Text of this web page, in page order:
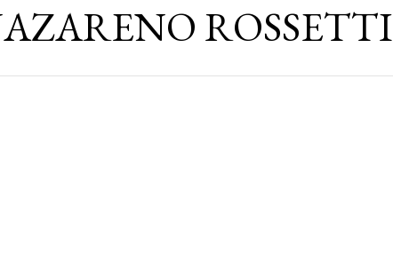
ROSSETTI